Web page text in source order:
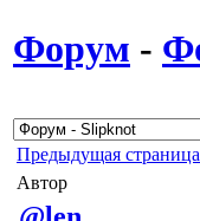
Форум -
Предыдущая страница
Автор